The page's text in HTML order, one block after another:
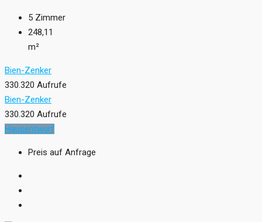
5 Zimmer
248,11
m²
Bien-Zenker
330.320 Aufrufe
Bien-Zenker
330.320 Aufrufe
Hausentwurf
Preis auf Anfrage